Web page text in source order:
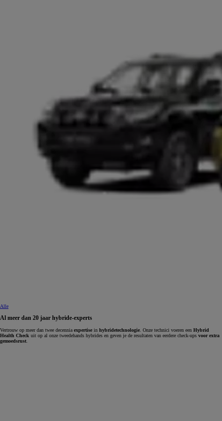
Alle
Al meer dan 20 jaar hybride-experts
Vertrouw op meer dan twee decennia expertise in hybridetechnologie . Onze technici voeren een Hybrid
Health Check uit op al onze tweedehands hybrides en geven je de resultaten van eerdere check-ups voor extra
gemoedsrust